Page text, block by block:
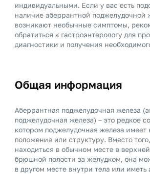
индивидуальными. Если у вас есть
наличие аберрантной поджелудочной
возникают необычные симптомы,
обратиться к гастроэнтерологу для
диагностики и получения
Общая информация
Аберрантная поджелудочная железа
поджелудочная железа) – это редкое
котором поджелудочная железа имеет
положение или структуру. Вместо
находиться в обычном месте в
брюшной полости за желудком, она
в другом месте внутри тела или